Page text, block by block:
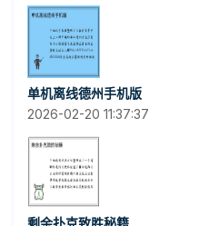
单机离线德州手机版
2026-02-20 11:37:37